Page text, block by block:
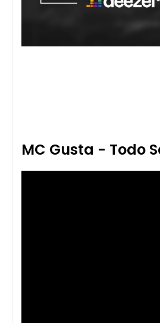
MC Gusta - Todo